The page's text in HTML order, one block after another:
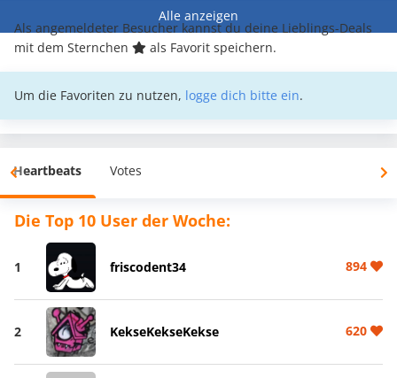
Alle anzeigen
Als angemeldeter Besucher kannst du deine Lieblings-Deals
mit dem Sternchen
als Favorit speichern.
Um die Favoriten zu nutzen, logge dich bitte ein.
Heartbeats Votes
Die Top 10 User der Woche:
1 friscodent34 894
2 KekseKekseKekse 620